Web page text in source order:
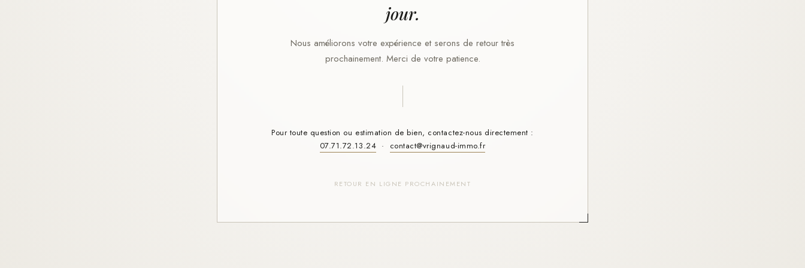
jour.
Nous améliorons votre expérience et serons de retour très
prochainement. Merci de votre patience.
Pour toute question ou estimation de bien, contactez-nous directement :
07.71.72.13.24 · contact@vrignaud-immo.fr
RETOUR EN LIGNE PROCHAINEMENT